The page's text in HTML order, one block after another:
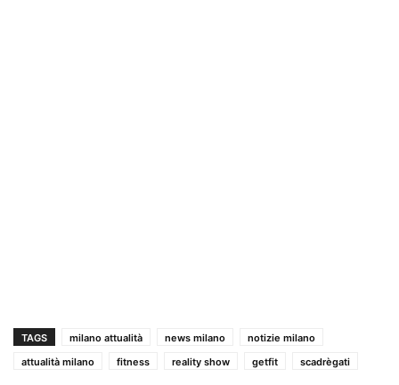
TAGS milano attualità news milano
notizie milano
attualità milano
fitness reality show getfit scadrègati